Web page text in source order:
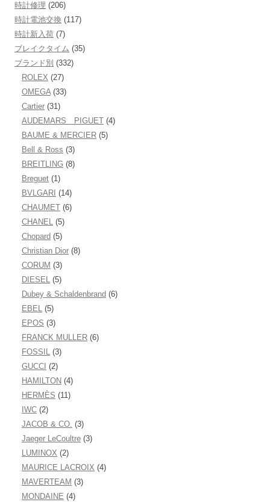
時計修理 (206)
時計電池交換 (117)
時計新入荷 (7)
ブレイクタイム (35)
ブランド別 (332)
ROLEX (27)
OMEGA(33)
Cartier (31)
AUDEMARS PIGUET (4)
BAUME & MERCIER (5)
Bell & Ross (3)
BREITLING (8)
Breguet (1)
BVLGARI (14)
CHAUMET (6)
CHANEL (5)
Chopard (5)
Christian Dior (8)
CORUM (3)
DIESEL (5)
Dubey & Schaldenbrand (6)
EBEL (5)
EPOS (3)
FRANCK MULLER (6)
FOSSIL (3)
GUCCI (2)
HAMILTON (4)
HERMÈS (11)
IWC (2)
JACOB & CO. (3)
Jaeger LeCoultre (3)
LUMINOX (2)
MAURICE LACROIX (4)
MAVERTEAM (3)
MONDAINE (4)